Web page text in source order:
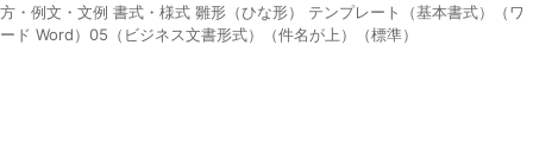
方・例文・文例 書式・様式 雛形（ひな形） テンプレート（基本書式）（ワ
ード Word）05（ビジネス文書形式）（件名が上）（標準）